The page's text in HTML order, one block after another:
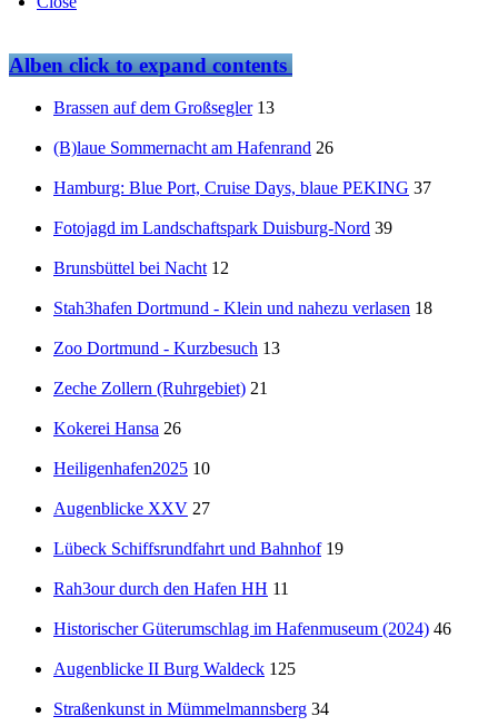
Albenclick to expand contents
Brassen auf dem Großsegler 13
(B)laue Sommernacht am Hafenrand 26
Hamburg: Blue Port, Cruise Days, blaue PEKING 37
Fotojagd im Landschaftspark Duisburg-Nord 39
Brunsbüttel bei Nacht 12
Stah3hafen Dortmund - Klein und nahezu verlasen 18
Zoo Dortmund - Kurzbesuch 13
Zeche Zollern (Ruhrgebiet) 21
Kokerei Hansa 26
Heiligenhafen2025 10
Augenblicke XXV 27
Lübeck Schiffsrundfahrt und Bahnhof 19
Rah3our durch den Hafen HH 11
Historischer Güterumschlag im Hafenmuseum (2024) 46
Augenblicke II Burg Waldeck 125
Straßenkunst in Mümmelmannsberg 34